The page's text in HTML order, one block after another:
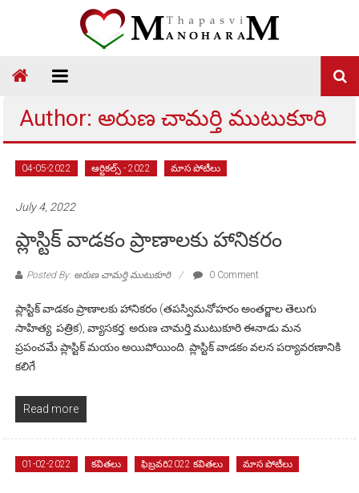
Thapasvi
Manoharam
Author: అరుణ చామర్తి ముటుకూరి
04-05-2022 ఆర్టికల్స్ - 2022 మాస పోటీలు
July 4, 2022
ప్లాస్టిక్ వాడకం ప్రాణాలకు హానికరం
Posted By: అరుణ చామర్తి ముటుకూరి 0 Comment
ప్లాస్టిక్ వాడకం ప్రాణాలకు హానికరం (తపస్విమనోహరం అంతర్జాల తెలుగు
సాహిత్య పత్రిక), వ్యాసకర్త: అరుణ చామర్తి ముటుకూరి ఈనాడు మన
ప్రపంచమే ప్లాస్టిక్ మయం అయిపోయింది. ప్లాస్టిక్ వాడకం వలన పర్యావరణానికి
కలిగే
Read more
01-02-2022 కవితలు ఫిబ్రవరి2022 కవితలు మాస పోటీలు